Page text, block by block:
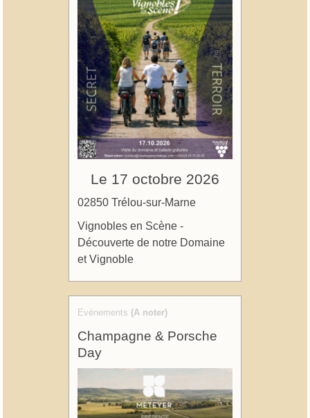
Le 17 octobre 2026
02850 Trélou-sur-Marne
Vignobles en Scène -
Découverte de notre Domaine
et Vignoble
Evénements (A noter)
Champagne & Porsche
Day